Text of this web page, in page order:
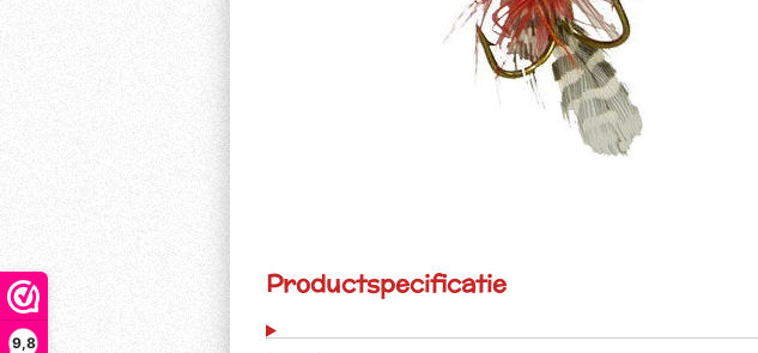
9,8
Productspecificatie